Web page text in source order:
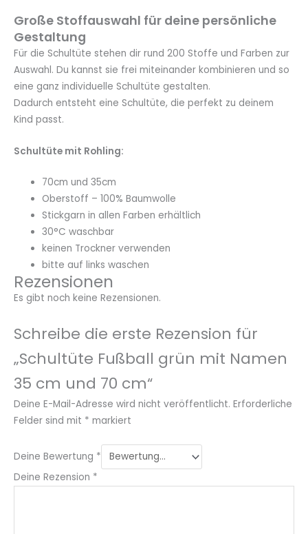
Große Stoffauswahl für deine persönliche
Gestaltung
Für die Schultüte stehen dir rund 200 Stoffe und Farben zur
Auswahl. Du kannst sie frei miteinander kombinieren und so
eine ganz individuelle Schultüte gestalten.
Dadurch entsteht eine Schultüte, die perfekt zu deinem
Kind passt.
Schultüte mit Rohling:
70cm und 35cm
Oberstoff – 100% Baumwolle
Stickgarn in allen Farben erhältlich
30°C waschbar
keinen Trockner verwenden
bitte auf links waschen
Rezensionen
Es gibt noch keine Rezensionen.
Schreibe die erste Rezension für
„Schultüte Fußball grün mit Namen
35 cm und 70 cm“
Deine E-Mail-Adresse wird nicht veröffentlicht. Erforderliche
Felder sind mit * markiert
Deine Bewertung *
Deine Rezension *